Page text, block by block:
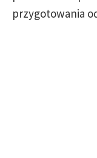
przygotowania